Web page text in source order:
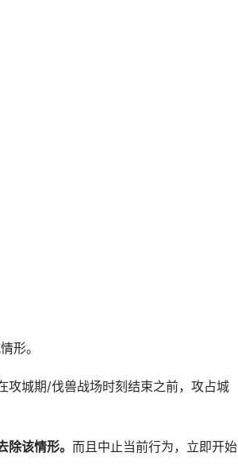
形。
城期/伐兽战场时刻结束之前，攻占城
除该情形。 而且中止当前行为，立即开始